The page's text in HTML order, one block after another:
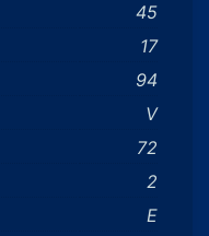
45
17
94
V
72
2
E